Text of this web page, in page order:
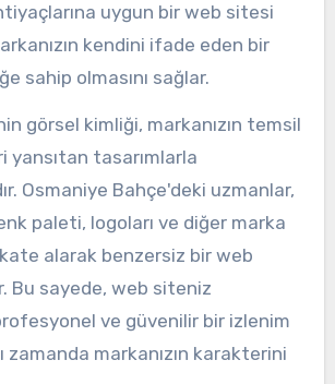
uygun bir web sitesi
kendini ifade eden bir
sahip olmasını sağlar.
görsel kimliği, markanızın temsil
yansıtan tasarımlarla
Osmaniye Bahçe'deki uzmanlar,
paleti, logoları ve diğer marka
alarak benzersiz bir web
Bu sayede, web siteniz
ve güvenilir bir izlenim
zamanda markanızın karakterini